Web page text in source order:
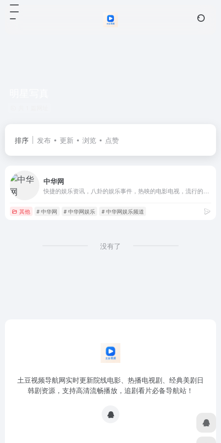
排序 发布 更新 浏览 点赞
中华网
其他 # 中华网 # 中华网娱乐 # 中华网娱乐频道
没有了
土豆视频导航网实时更新院线电影、热播电视剧、经典美剧日
韩剧资源，支持高清流畅播放，追剧看片必备导航站！